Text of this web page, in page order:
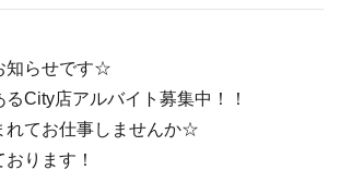
知らせです☆
City店アルバイト募集中！！
れてお仕事しませんか☆
ります！